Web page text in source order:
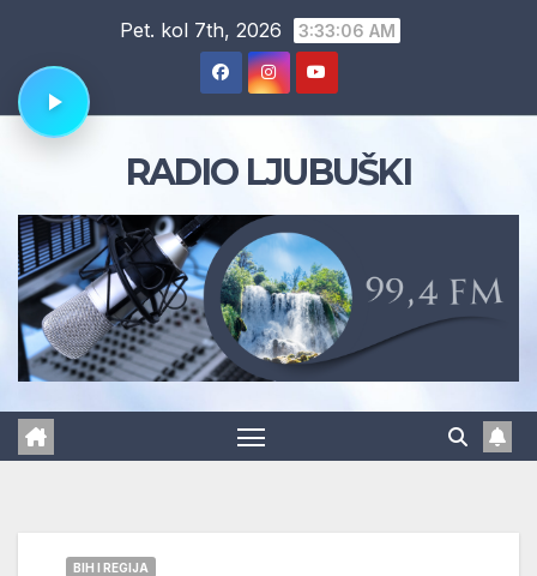
content
Pet. kol 7th, 2026 3:33:07 AM
RADIO LJUBUŠKI
BIH I REGIJA